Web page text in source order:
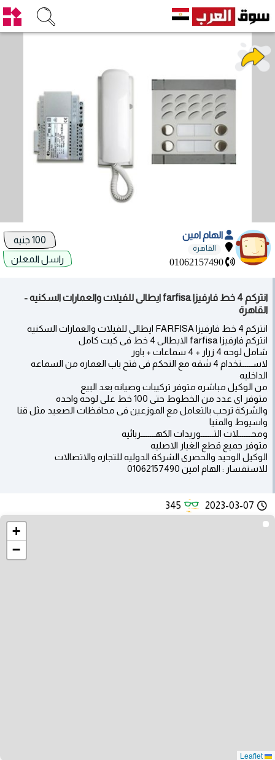
الهام امين
القاهرة
01062157490
راسل المعلن
انتركم 4 خط فارفيزا farfisa ايطالى للفيلات والعمارات السكنيه -
القاهرة
انتركم 4 خط فارفيزا FARFISA ايطالى للفيلات والعمارات السكنيه
انتركم فارفيزا farfisa الايطالى 4 خط فى كيت كامل
شامل لوحه 4 زرار + 4 سماعات + باور
لاســــــتخدام 4 شقه مع التحكم فى فتح باب العماره من السماعه
الداخليه
من الوكيل مباشره متوفر تركيبات وصيانه بعد البيع
متوفر اى عدد من الخطوط حتى 100 خط على لوحه واحده
والشركة ترحب بالتعامل مع الموزعين فى محافظات الصعيد مثل قنا
واسيوط والمنيا
ومحـــــــلات التـــــــوريدات الكهــــــــربائيه
متوفر جميع قطع الغيار الاصليه
الوكيل الوحيد والحصرى الشركة الدوليه للتجاره والاتصالات
للاستفسار : الهام امين 01062157490
2023-03-07
345
+
−